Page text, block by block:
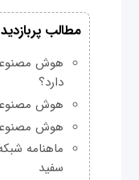
مطالب پربازدید
دارد؟
هوش
هوش
سفید